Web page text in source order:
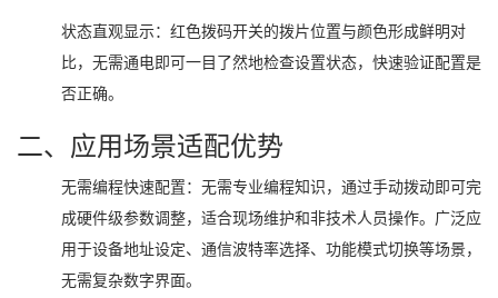
状态直观显示：红色拨码开关的拨片位置与颜色形成鲜明对
比，无需通电即可一目了然地检查设置状态，快速验证配置是
否正确。
二、应用场景适配优势
无需编程快速配置：无需专业编程知识，通过手动拨动即可完
成硬件级参数调整，适合现场维护和非技术人员操作。广泛应
用于设备地址设定、通信波特率选择、功能模式切换等场景，
无需复杂数字界面。